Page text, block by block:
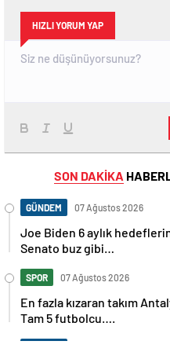
HIZLI YORUM YAP
SON DAKİKA
GÜNDEM 07 Ağustos 2026
Joe Biden 6 aylık
Senato buz gibi…
SPOR 07 Ağustos 2026
En fazla kızaran takım
Tam 5 futbolcu….